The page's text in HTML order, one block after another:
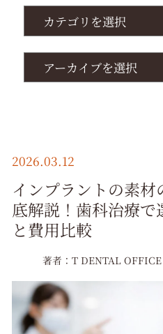
カ
ゴ
を
ア
カ
2026.03.12
インプラントの素
底解説！歯科治療で
と費用比較
著者：T DENTAL